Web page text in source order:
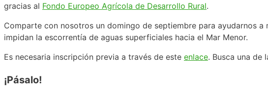
gracias al Fondo Europeo Agrícola de Desarrollo Rural.
Comparte con nosotros un domingo de septiembre para ayudarnos
impidan la escorrentía de aguas superficiales hacia el Mar Menor.
Es necesaria inscripción previa a través de este enlace. Busca una de
¡Pásalo!